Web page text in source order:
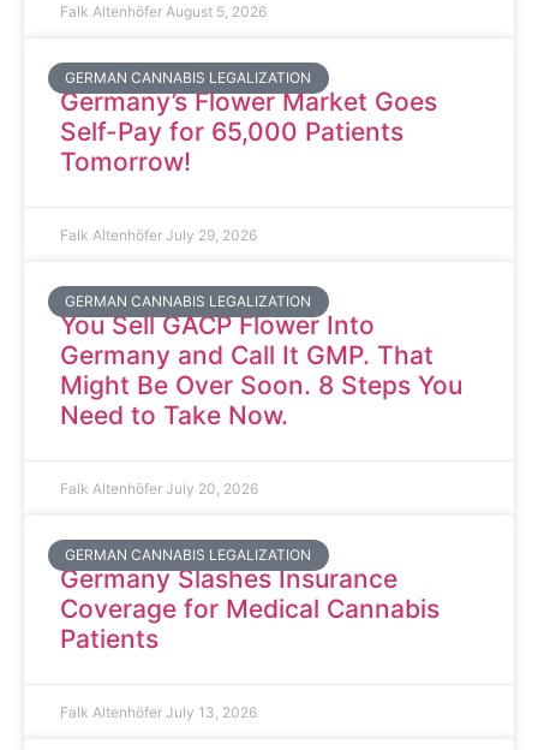
Falk Altenhöfer August 5, 2026
GERMAN CANNABIS LEGALIZATION
Germany’s Flower Market Goes
Self-Pay for 65,000 Patients
Tomorrow!
Falk Altenhöfer July 29, 2026
GERMAN CANNABIS LEGALIZATION
You Sell GACP Flower Into
Germany and Call It GMP. That
Might Be Over Soon. 8 Steps You
Need to Take Now.
Falk Altenhöfer July 20, 2026
GERMAN CANNABIS LEGALIZATION
Germany Slashes Insurance
Coverage for Medical Cannabis
Patients
Falk Altenhöfer July 13, 2026